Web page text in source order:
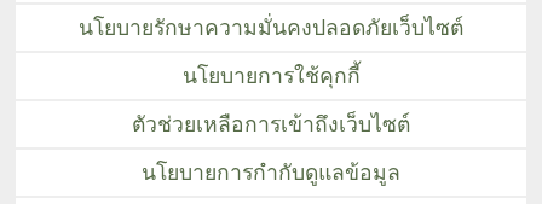
นโยบายรักษาความมั่นคงปลอดภัยเว็บไซต์
นโยบายการใช้คุกกี้
ตัวช่วยเหลือการเข้าถึงเว็บไซต์
นโยบายการกำกับดูแลข้อมูล